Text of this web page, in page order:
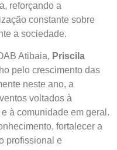
reforçando a
constante sobre
a sociedade.
Atibaia, Priscila
pelo crescimento das
neste ano, a
voltados à
à comunidade em geral.
fortalecer a
profissional e